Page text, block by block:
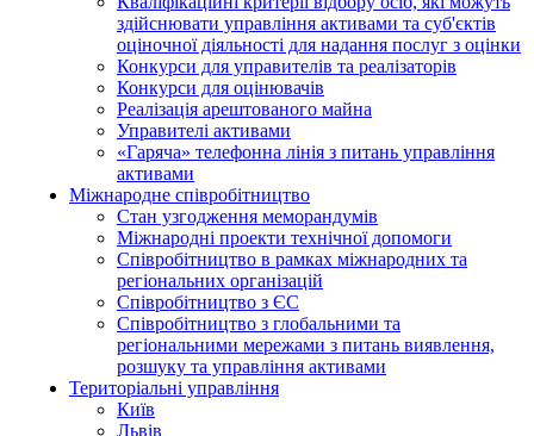
здiйснювати управління активами та суб'єктів
оціночної діяльності для надання послуг з оцінки
Конкурси для управителів та реалізаторів
Конкурси для оцінювачів
Реалізація арештованого майна
Управителі активами
«Гаряча» телефонна лінія з питань управління
активами
Міжнародне співробітництво
Стан узгодження меморандумів
Міжнародні проекти технічної допомоги
Співробітництво в рамках міжнародних та
регіональних організацій
Співробітництво з ЄС
Співробітництво з глобальними та
регіональними мережами з питань виявлення,
розшуку та управління активами
Територіальні управління
Київ
Львів